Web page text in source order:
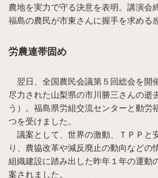
農地を実力で守る決意を表明。講演会
福島の農民が市東さんに握手を求める
労農連帯固め
翌日、全国農民会議第５回総会を開
尽力された山梨県の市川勝三さんの逝
う）。福島県労組交流センターと動労
つを受けました。
議案として、世界の激動、ＴＰＰと
り、農協改革や減反廃止の動向などの
組織建設に踏み出した昨年１年の運動
案されました。